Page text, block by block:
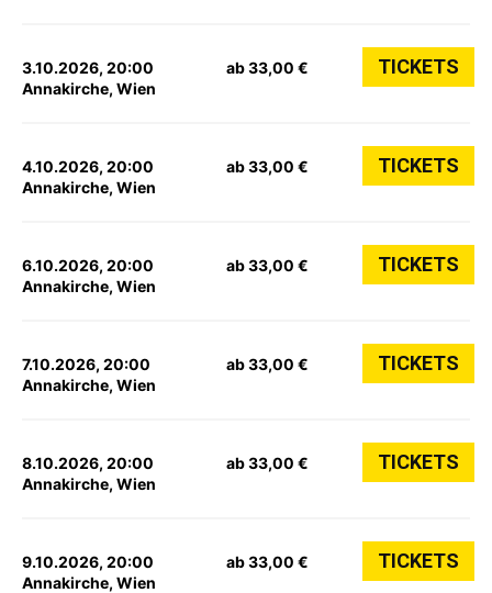
3.10.2026, 20:00
Annakirche, Wien
ab 33,00 € TICKETS
4.10.2026, 20:00
Annakirche, Wien
ab 33,00 € TICKETS
6.10.2026, 20:00
Annakirche, Wien
ab 33,00 € TICKETS
7.10.2026, 20:00
Annakirche, Wien
ab 33,00 € TICKETS
8.10.2026, 20:00
Annakirche, Wien
ab 33,00 € TICKETS
9.10.2026, 20:00
Annakirche, Wien
ab 33,00 € TICKETS